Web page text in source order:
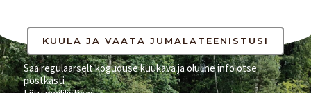
h
f
o
KUULA JA VAATA JUMALATEENISTUSI
Saa regulaarselt koguduse kuukava ja oluline info otse
postkasti